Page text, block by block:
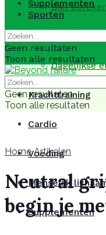
BMI
BMR
Dagelijkse
Krachttraining
Cardio
Voeding
Menselijk
Supplementen
Supplementen
Sporten
Geen resultaten
Toon alle resultaten
Geen resultaten
Toon alle resultaten
Home Artikelen
Neutral
begin je